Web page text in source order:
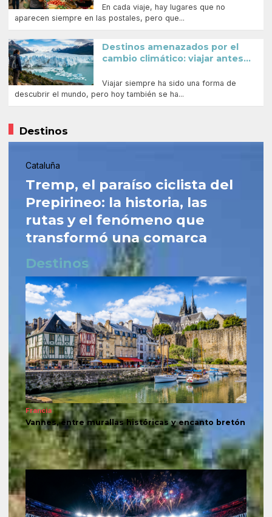
En cada viaje, hay lugares que no
aparecen siempre en las postales, pero que...
Destinos amenazados por el
cambio climático: viajar antes...
Viajar siempre ha sido una forma de
descubrir el mundo, pero hoy también se ha...
Destinos
Cataluña
Tremp, el paraíso ciclista del
Prepirineo: la historia, las
rutas y el fenómeno que
transformó una comarca
Destinos
Francia
Vannes, entre murallas históricas y encanto bretón